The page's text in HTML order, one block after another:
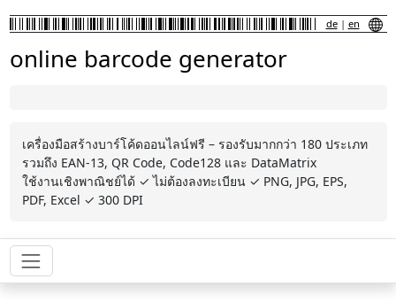
de| en
online barcode generator
เครื่องมือสร้างบาร์โค้ดออนไลน์ฟรี – รองรับมากกว่า 180 ประเภท
รวมถึง EAN-13, QR Code, Code128 และ DataMatrix
ใช้งานเชิงพาณิชย์ได้ ✓ ไม่ต้องลงทะเบียน ✓ PNG, JPG, EPS,
PDF, Excel ✓ 300 DPI